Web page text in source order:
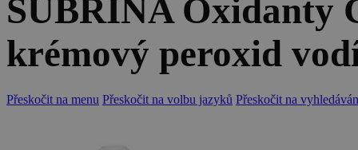
SUBRÍNA Oxidanty
krémový peroxid
Přeskočit na menu Přeskočit na volbu jazyků Přeskočit na